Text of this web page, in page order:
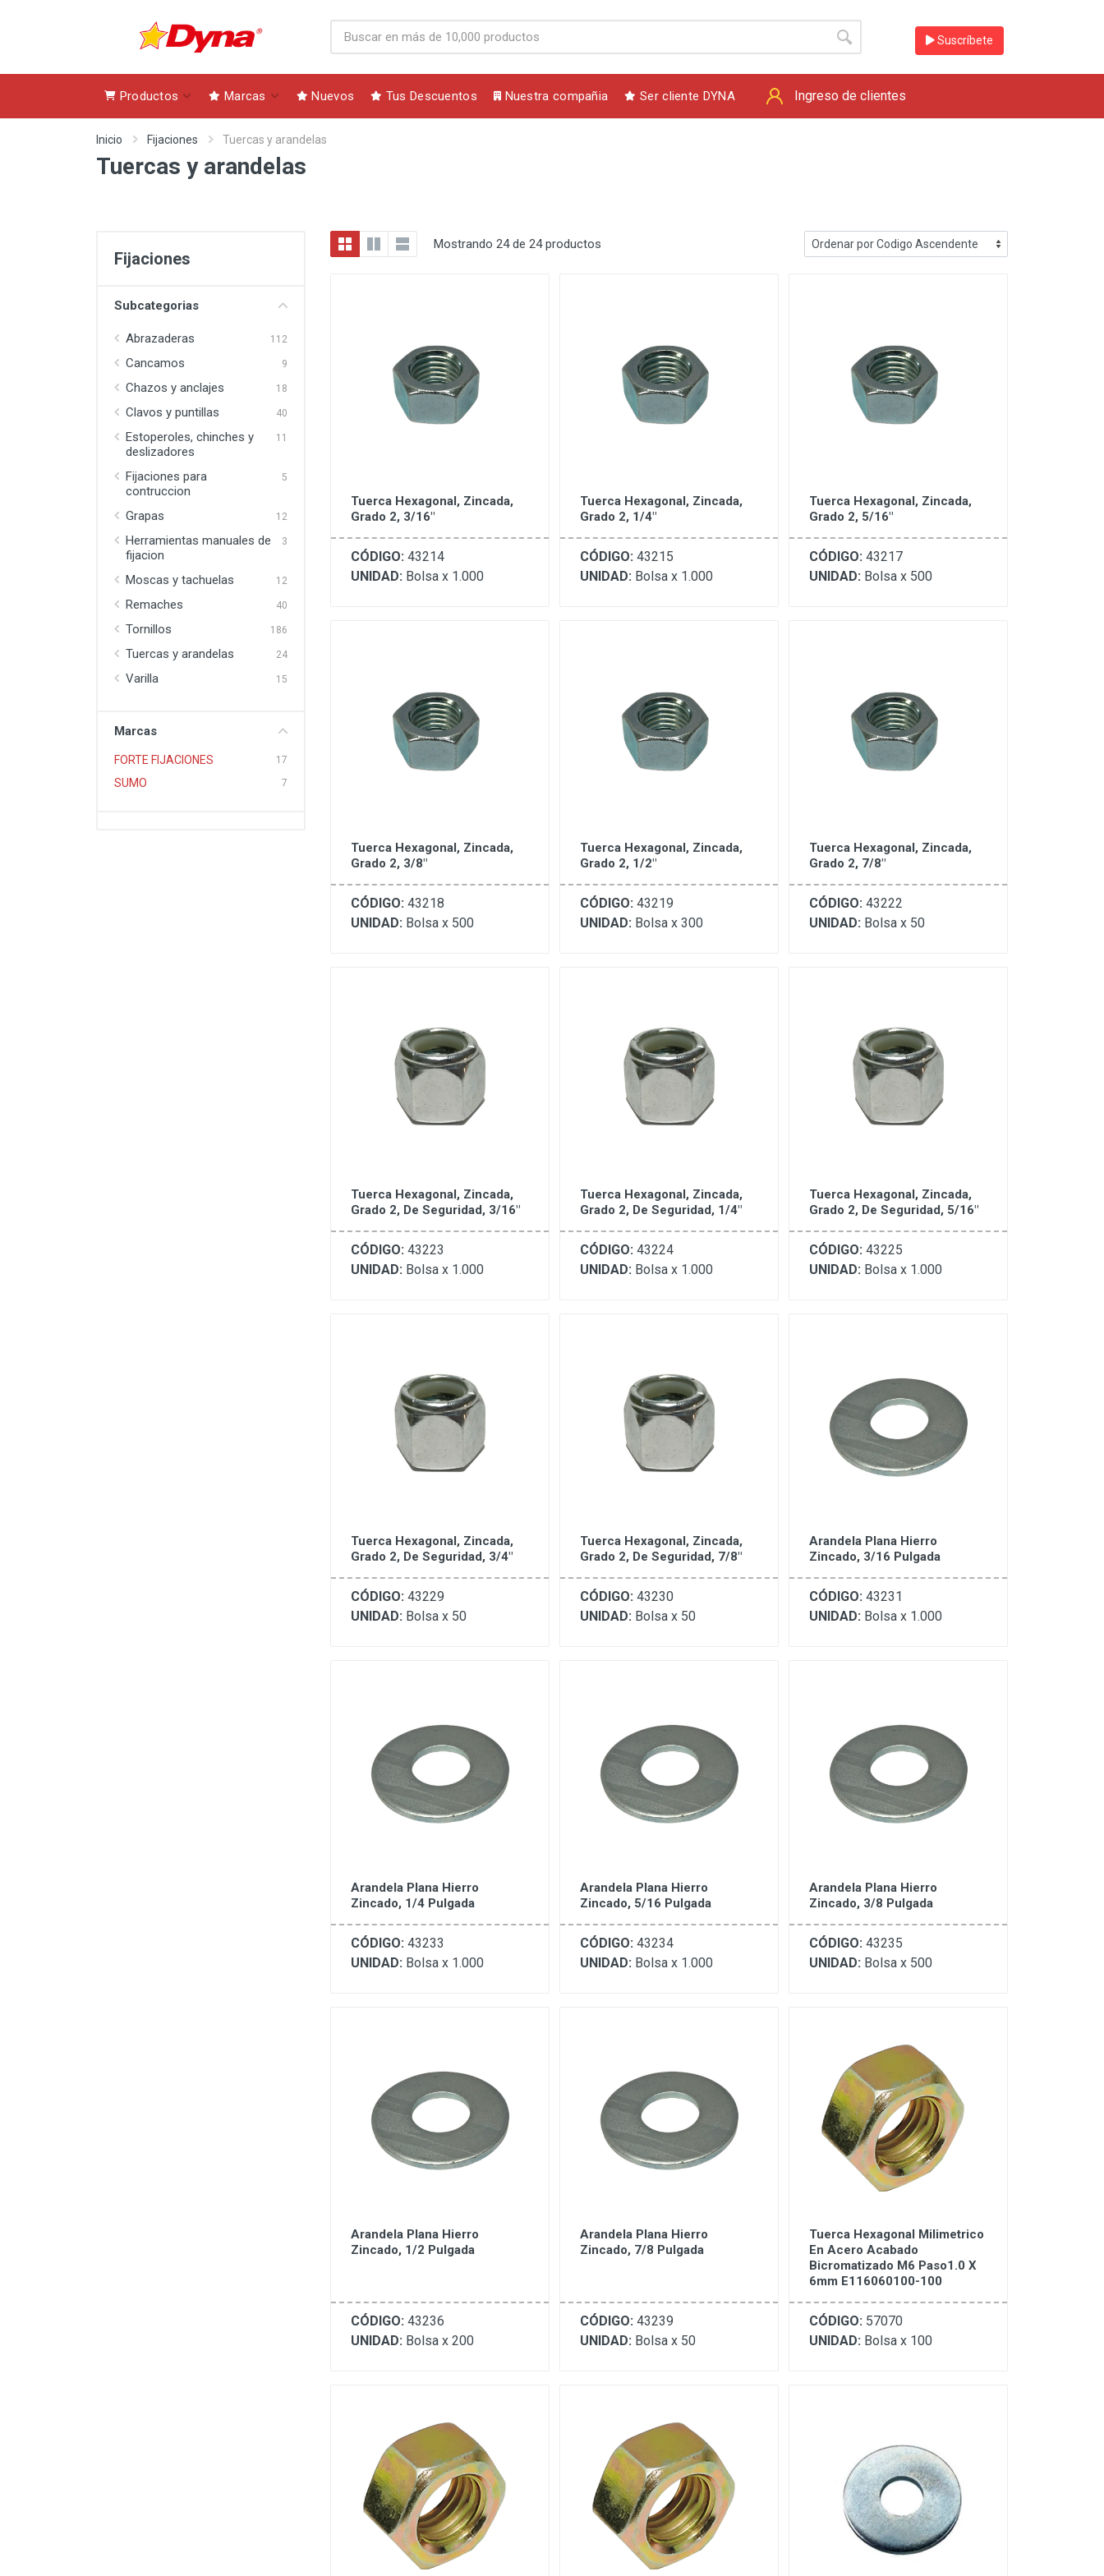
Suscríbete
Productos Marcas Nuevos Tus Descuentos Nuestra compañia Ser cliente DYNA Ingreso de clientes
Inicio Fijaciones Tuercas y arandelas
Tuercas y arandelas
Fijaciones
Subcategorias
Abrazaderas 112
Cancamos 9
Chazos y anclajes 18
Clavos y puntillas 40
Estoperoles, chinches y
deslizadores
11
Fijaciones para
contruccion
5
Grapas 12
Herramientas manuales de
fijacion
3
Moscas y tachuelas 12
Remaches 40
Tornillos 186
Tuercas y arandelas 24
Varilla 15
Marcas
FORTE FIJACIONES 17
SUMO 7
Mostrando 24 de 24 productos
Tuerca Hexagonal, Zincada,
Grado 2, 3/16"
CÓDIGO: 43214
UNIDAD: Bolsa x 1.000
Tuerca Hexagonal, Zincada,
Grado 2, 1/4"
CÓDIGO: 43215
UNIDAD: Bolsa x 1.000
Tuerca Hexagonal, Zincada,
Grado 2, 5/16"
CÓDIGO: 43217
UNIDAD: Bolsa x 500
Tuerca Hexagonal, Zincada,
Grado 2, 3/8"
CÓDIGO: 43218
UNIDAD: Bolsa x 500
Tuerca Hexagonal, Zincada,
Grado 2, 1/2"
CÓDIGO: 43219
UNIDAD: Bolsa x 300
Tuerca Hexagonal, Zincada,
Grado 2, 7/8"
CÓDIGO: 43222
UNIDAD: Bolsa x 50
Tuerca Hexagonal, Zincada,
Grado 2, De Seguridad, 3/16"
CÓDIGO: 43223
UNIDAD: Bolsa x 1.000
Tuerca Hexagonal, Zincada,
Grado 2, De Seguridad, 1/4"
CÓDIGO: 43224
UNIDAD: Bolsa x 1.000
Tuerca Hexagonal, Zincada,
Grado 2, De Seguridad, 5/16"
CÓDIGO: 43225
UNIDAD: Bolsa x 1.000
Tuerca Hexagonal, Zincada,
Grado 2, De Seguridad, 3/4"
CÓDIGO: 43229
UNIDAD: Bolsa x 50
Tuerca Hexagonal, Zincada,
Grado 2, De Seguridad, 7/8"
CÓDIGO: 43230
UNIDAD: Bolsa x 50
Arandela Plana Hierro
Zincado, 3/16 Pulgada
CÓDIGO: 43231
UNIDAD: Bolsa x 1.000
Arandela Plana Hierro
Zincado, 1/4 Pulgada
CÓDIGO: 43233
UNIDAD: Bolsa x 1.000
Arandela Plana Hierro
Zincado, 5/16 Pulgada
CÓDIGO: 43234
UNIDAD: Bolsa x 1.000
Arandela Plana Hierro
Zincado, 3/8 Pulgada
CÓDIGO: 43235
UNIDAD: Bolsa x 500
Arandela Plana Hierro
Zincado, 1/2 Pulgada
CÓDIGO: 43236
UNIDAD: Bolsa x 200
Arandela Plana Hierro
Zincado, 7/8 Pulgada
CÓDIGO: 43239
UNIDAD: Bolsa x 50
Tuerca Hexagonal Milimetrico
En Acero Acabado
Bicromatizado M6 Paso1.0 X
6mm E116060100-100
CÓDIGO: 57070
UNIDAD: Bolsa x 100